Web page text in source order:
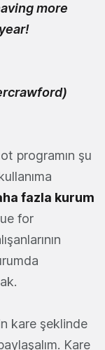
more
programın şu
fazla kurum
for
kare şeklinde
Kare